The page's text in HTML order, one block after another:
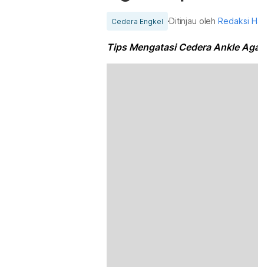
Cedera Engkel Ditinjau olehRedaksi
Tips Mengatasi Cedera Ankle